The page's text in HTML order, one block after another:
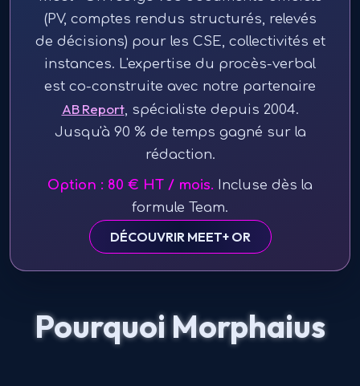
(PV, comptes rendus structurés, relevés
de décisions) pour les CSE, collectivités et
instances. L'expertise du procès-verbal
est co-construite avec notre partenaire
AB Report, spécialiste depuis 2004.
Jusqu'à 90 % de temps gagné sur la
rédaction.
Option : 80 € HT / mois. Incluse dès la
formule Team.
DÉCOUVRIR MEET+ OR
Pourquoi Morphaius